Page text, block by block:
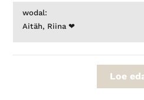
wodal:
Aitäh, Riina ❤
Loe